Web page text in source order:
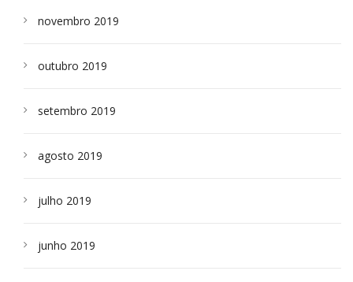
novembro 2019
outubro 2019
setembro 2019
agosto 2019
julho 2019
junho 2019